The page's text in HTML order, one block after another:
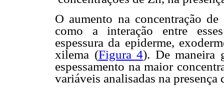
O aumento na concentração
como a interação entre
espessura da epiderme,
xilema (Figura 4). De maneira
espessamento na maior
variáveis analisadas na presença